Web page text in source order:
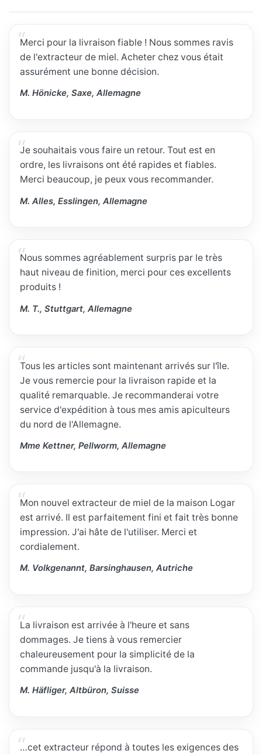
Merci pour la livraison fiable ! Nous sommes ravis
de l'extracteur de miel. Acheter chez vous était
assurément une bonne décision.
M. Hönicke, Saxe, Allemagne
Je souhaitais vous faire un retour. Tout est en
ordre, les livraisons ont été rapides et fiables.
Merci beaucoup, je peux vous recommander.
M. Alles, Esslingen, Allemagne
Nous sommes agréablement surpris par le très
haut niveau de finition, merci pour ces excellents
produits !
M. T., Stuttgart, Allemagne
Tous les articles sont maintenant arrivés sur l'île.
Je vous remercie pour la livraison rapide et la
qualité remarquable. Je recommanderai votre
service d'expédition à tous mes amis apiculteurs
du nord de l'Allemagne.
Mme Kettner, Pellworm, Allemagne
Mon nouvel extracteur de miel de la maison Logar
est arrivé. Il est parfaitement fini et fait très bonne
impression. J'ai hâte de l'utiliser. Merci et
cordialement.
M. Volkgenannt, Barsinghausen, Autriche
La livraison est arrivée à l'heure et sans
dommages. Je tiens à vous remercier
chaleureusement pour la simplicité de la
commande jusqu'à la livraison.
M. Häfliger, Altbüron, Suisse
…cet extracteur répond à toutes les exigences des